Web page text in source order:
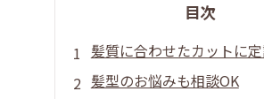
目次
髪質に合わせたカットに
髪型のお悩みも相談OK